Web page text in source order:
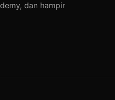
dan hampir